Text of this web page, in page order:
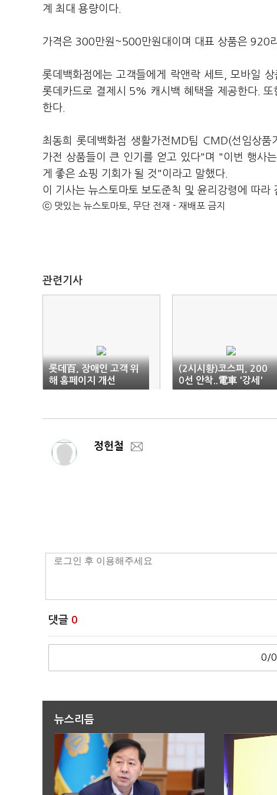
계 최대 용량이다.
가격은 300만원~500만원대이며 대표 상품은 920
롯데백화점에는 고객들에게 락앤락 세트, 모바일
롯데카드로 결제시 5% 캐시백 혜택을 제공한다.
한다.
최동희 롯데백화점 생활가전MD팀 CMD(선임상
가전 상품들이 큰 인기를 얻고 있다"며 "이번 행사
게 좋은 쇼핑 기회가 될 것"이라고 말했다.
이 기사는 뉴스토마토 보도준칙 및 윤리강령에 따라
ⓒ 맛있는 뉴스토마토, 무단 전재 - 재배포 금지
관련기사
롯데百, 장애인 고객 위
해 홈페이지 개선
(2시시황)코스피, 200
0선 안착..電車 '강세'
정헌철
댓글 0
0/0
뉴스리듬